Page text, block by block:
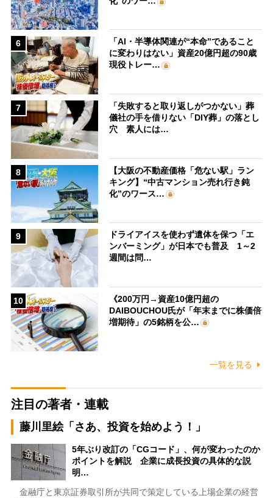
6
「AI・半導体関連が“本命”であること
に変わりはない」資産20億円超の90歳
現役トレー…
7
「失敗すると取り返しがつかない」葬
儀社の手を借りない「DIY葬」の落とし
穴 素人には…
8
【大阪の不動産価格「危ない駅」ラン
キング】“中古マンション売れ行き鈍
化”のワース…
9
ドライアイスを使わず遺体を保つ「エ
ンバーミング」が日本でも普及 1～2
週間は問…
10
《200万円→資産10億円超の
DAIBOUCHOU氏が「年末までに株価倍
増期待」の5銘柄を公…
一覧を見る
注目の著者・連載
藤川里絵「さあ、投資を始めよう！」
5年ぶり改訂の「CGコード」、何が変わったのか
ポイントを解説 企業に成長投資の具体的な説
明…
金融庁と東京証券取引所が共同で策定している上場企業の経営